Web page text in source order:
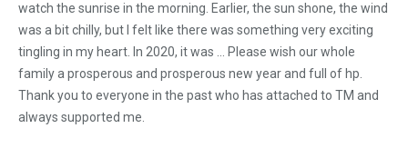
watch the sunrise in the morning. Earlier, the sun shone, the wind
was a bit chilly, but I felt like there was something very exciting
tingling in my heart. In 2020, it was ... Please wish our whole
family a prosperous and prosperous new year and full of hp.
Thank you to everyone in the past who has attached to TM and
always supported me.